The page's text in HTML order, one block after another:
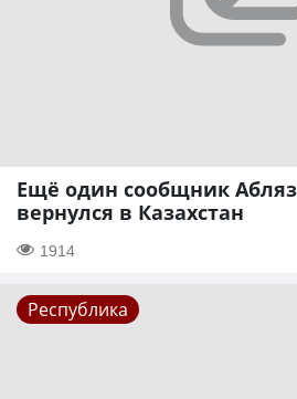
Ещё один сообщник
вернулся в Казахстан
1914
Республика